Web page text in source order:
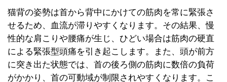
猫背の姿勢は首から背中にかけての筋肉を常に緊張さ
せるため、血流が滞りやすくなります。その結果、慢
性的な肩こりや腰痛が生じ、ひどい場合は筋肉の硬直
による緊張型頭痛を引き起こします。また、頭が前方
に突き出た状態では、首の後ろ側の筋肉に数倍の負荷
がかかり、首の可動域が制限されやすくなります。こ